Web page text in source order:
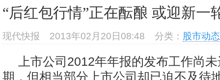
央
沥
“后红包行情”正在酝酿 或迎新一
现代快报 2013年02月20日08:48 分类： 股市动态
上市公司2012年年报的发布工作尚
期，但相当部分上市公司却已迫不及待